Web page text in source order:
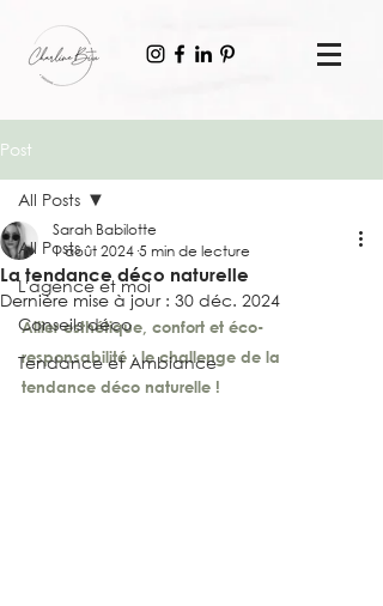
Post
All Posts
L'agence et moi
Conseils déco
Tendance et Ambiance
All Posts
La tendance déco naturelle
Sarah Babilotte
1 août 2024 5 min de lecture
Dernière mise à jour : 30 déc. 2024
Allier esthétique, confort et éco-
responsabilité : le challenge de la
tendance déco naturelle !